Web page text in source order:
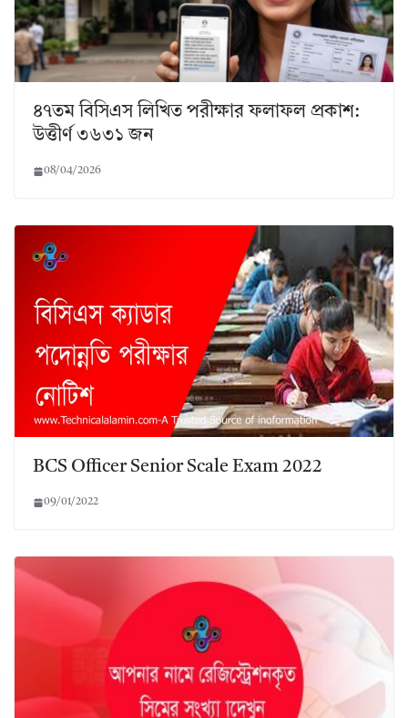
৪৭তম বিসিএস লিখিত পরীক্ষার ফলাফল প্রকাশ:
উত্তীর্ণ ৩৬৩১ জন
08/04/2026
BCS Officer Senior Scale Exam 2022
09/01/2022